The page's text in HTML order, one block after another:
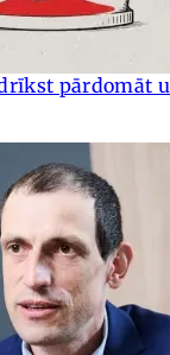
pārdomāt